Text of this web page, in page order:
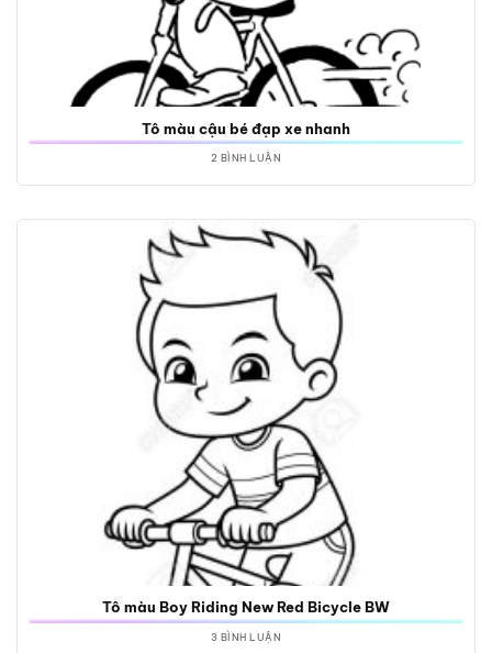
Tô màu cậu bé đạp xe nhanh
2 BÌNH LUẬN
Tô màu Boy Riding New Red Bicycle BW
3 BÌNH LUẬN